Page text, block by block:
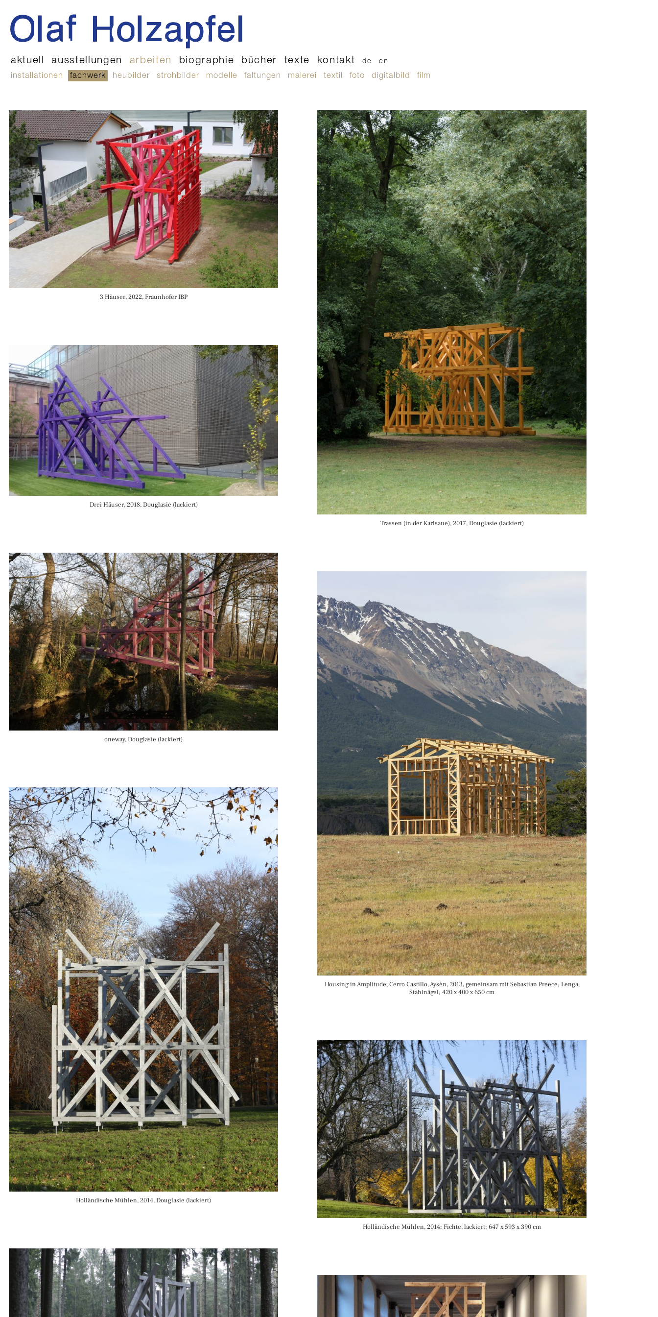
aktuell ausstellungen arbeiten
installationen fachwerk heubilder strohbilder modelle faltungen malerei textil foto digitalbild film
biographie bücher texte kontakt de en
3 Häuser, 2022, Fraunhofer IBP
Trassen (in der Karlsaue), 2017, Douglasie (lackiert)
Drei Häuser, 2018, Douglasie (lackiert)
oneway, Douglasie (lackiert)
Housing in Amplitude, Cerro Castillo, Aysén, 2013, gemeinsam mit Sebastian Preece; Lenga,
Stahlnägel; 420 x 400 x 650 cm
Holländische Mühlen, 2014, Douglasie (lackiert)
Holländische Mühlen, 2014; Fichte, lackiert; 647 x 593 x 390 cm